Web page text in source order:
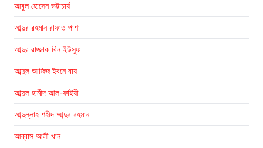
আবুল হোসেন ভট্টাচার্য
আব্দুর রহমান রাফাত পাশা
আব্দুর রাজ্জাক বিন ইউসুফ
আব্দুল আজিজ ইবনে বায
আব্দুল হামীদ আল-ফাইযী
আব্দুল্লাহ শহীদ আব্দুর রহমান
আব্বাস আলী খান